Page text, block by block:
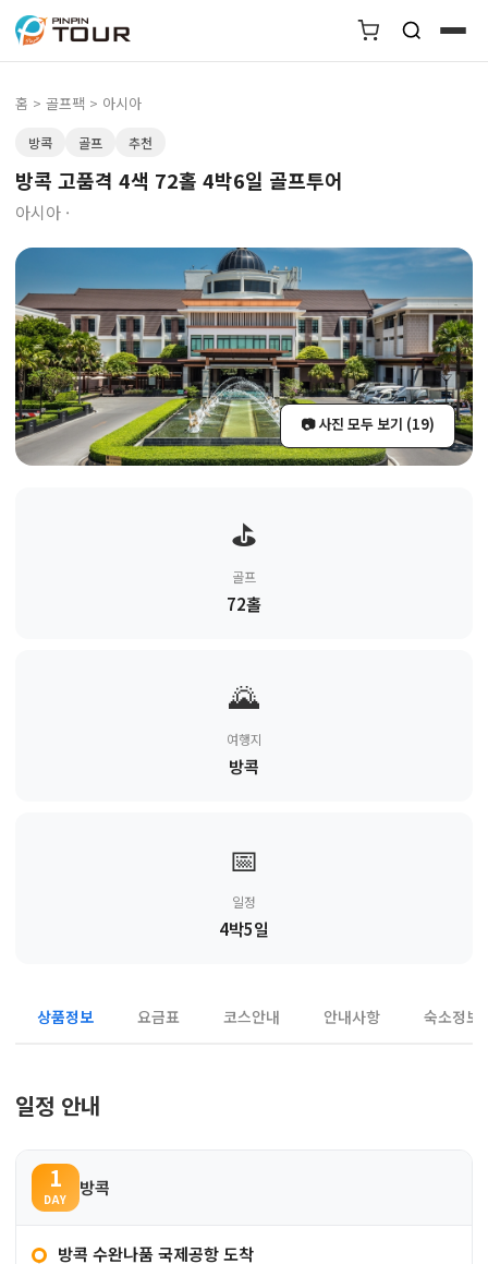
홈 > 골프팩 > 아시아
방콕 골프 추천
방콕 고품격 4색 72홀 4박6일 골프투어
아시아 ·
📷 사진 모두 보기 (19)
⛳
골프
72홀
🌄
여행지
방콕
📅
일정
4박5일
상품정보 요금표 코스안내 안내사항 숙소정보
일정 안내
1
DAY
방콕
방콕 수완나품 국제공항 도착